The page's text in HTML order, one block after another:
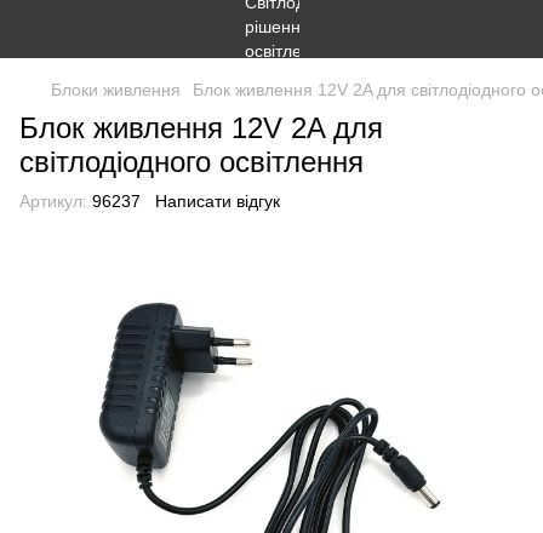
Блоки живлення Блок живлення 12V 2A для світлодіодного
Блок живлення 12V 2A для
світлодіодного освітлення
Артикул: 96237 Написати відгук